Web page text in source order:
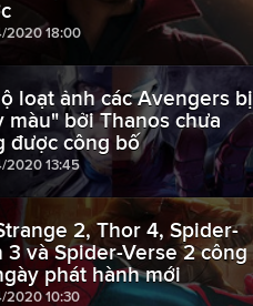
2020 18:00
loạt ảnh các Avengers bị
màu" bởi Thanos chưa
được công bố
2020 13:45
2, Thor 4, Spider-
3 và Spider-Verse 2 công
phát hành mới
2020 10:30